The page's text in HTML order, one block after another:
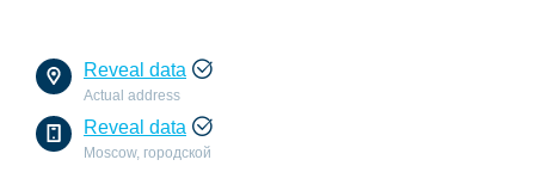
Reveal data
Actual address
Reveal data
Moscow, городской